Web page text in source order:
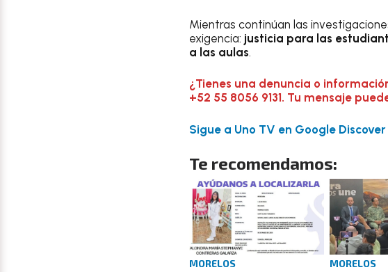
Mientras continúan las
exigencia: justicia para las
a las aulas.
¿Tienes una denuncia o
+52 55 8056 9131. Tu mensaje
Sigue a Uno TV en Google
Te recomendamos:
MORELOS
MORELOS